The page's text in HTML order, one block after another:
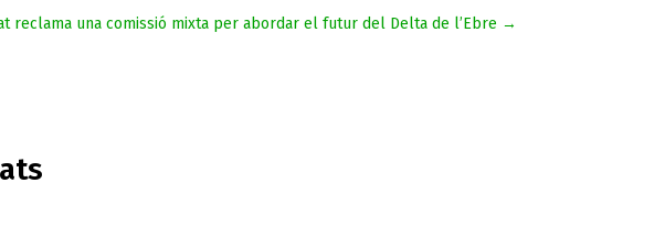
reclama una comissió mixta per abordar el futur del Delta de l’Ebre →